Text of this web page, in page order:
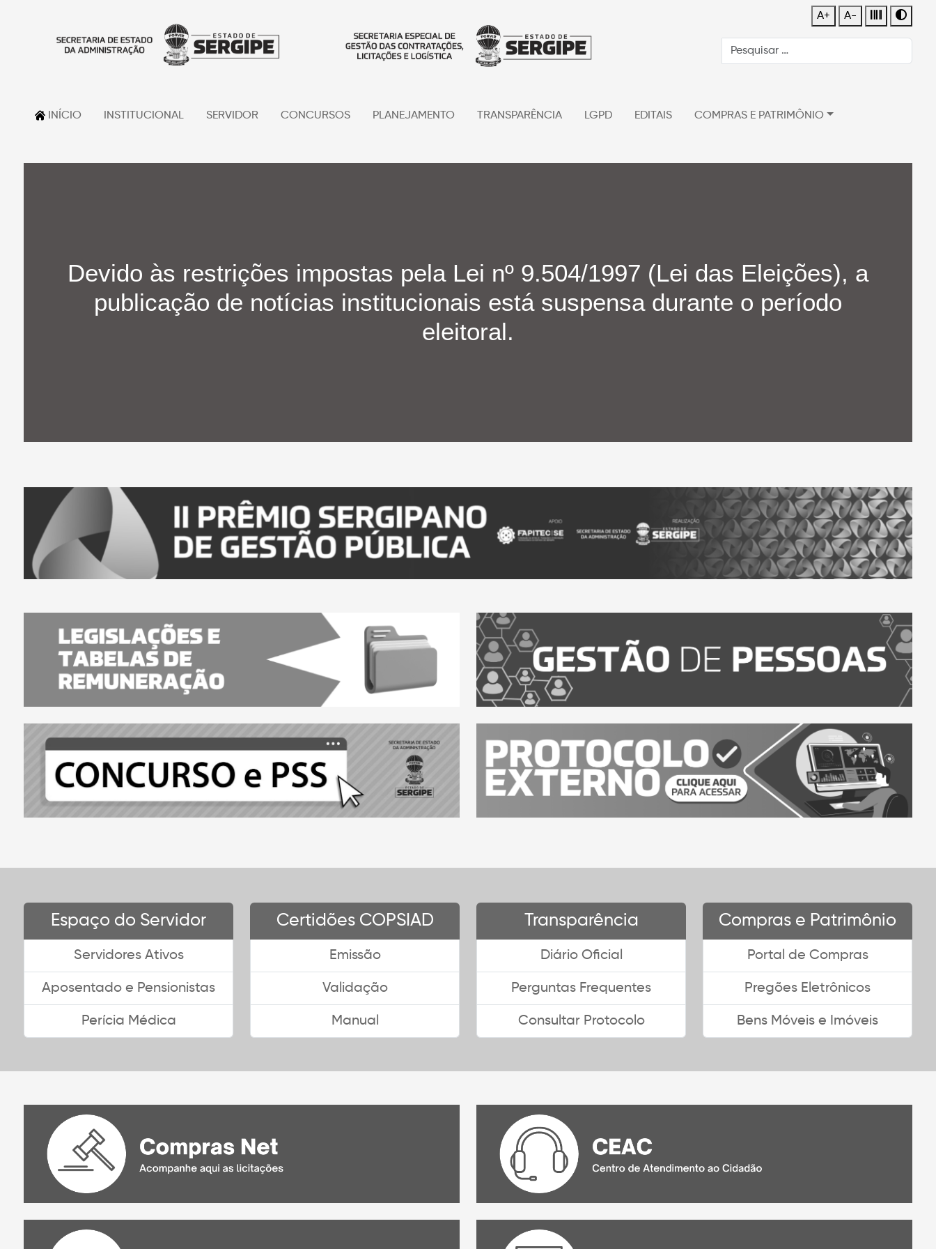
A+ A-
INÍCIO INSTITUCIONAL SERVIDOR CONCURSOS PLANEJAMENTO TRANSPARÊNCIA LGPD EDITAIS COMPRAS E PATRIMÔNIO
Devido às restrições impostas pela Lei nº 9.504/1997 (Lei das Eleições), a
publicação de notícias institucionais está suspensa durante o período
eleitoral.
Espaço do Servidor
Servidores Ativos
Aposentado e Pensionistas
Perícia Médica
Certidões COPSIAD
Emissão
Validação
Manual
Transparência
Diário Oficial
Perguntas Frequentes
Consultar Protocolo
Compras e Patrimônio
Portal de Compras
Pregões Eletrônicos
Bens Móveis e Imóveis